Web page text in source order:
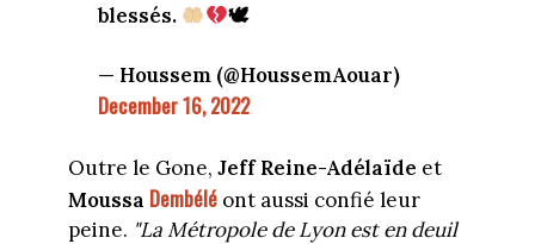
blessés.
🕊
— Houssem (@HoussemAouar)
December 16, 2022
Outre le Gone, Jeff Reine-Adélaïde et
Moussa Dembéléont aussi confié leur
peine. "La Métropole de Lyon est en deuil